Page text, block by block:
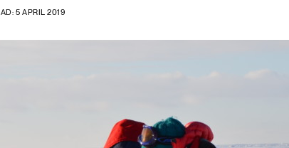
5 APRIL 2019